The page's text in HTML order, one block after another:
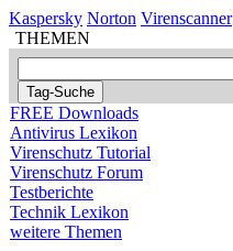
Kaspersky Norton Virenscanner
THEMEN
FREE Downloads
Antivirus Lexikon
Virenschutz Tutorial
Virenschutz Forum
Testberichte
Technik Lexikon
weitere Themen